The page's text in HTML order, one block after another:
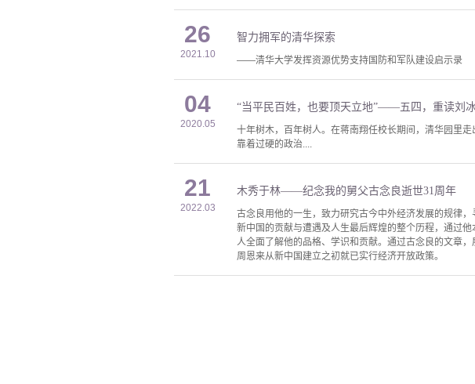
26
2021.10
智力拥军的清华探索
——清华大学发挥资源优势支持国防和军队建设启示录
04
2020.05
“当平民百姓，也要顶天立地”——五四，重读刘
十年树木，百年树人。在蒋南翔任校长期间，清华园里
靠着过硬的政治....
21
2022.03
木秀于林——纪念我的舅父古念良逝世31周年
古念良用他的一生，致力研究古今中外经济发展的规律
新中国的贡献与遭遇及人生最后辉煌的整个历程，通过
人全面了解他的品格、学识和贡献。通过古念良的文章
周恩来从新中国建立之初就已实行经济开放政策。